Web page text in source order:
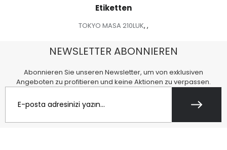
Etiketten
TOKYO MASA 210LUK, ,
NEWSLETTER ABONNIEREN
Abonnieren Sie unseren Newsletter, um von exklusiven
Angeboten zu profitieren und keine Aktionen zu verpassen.